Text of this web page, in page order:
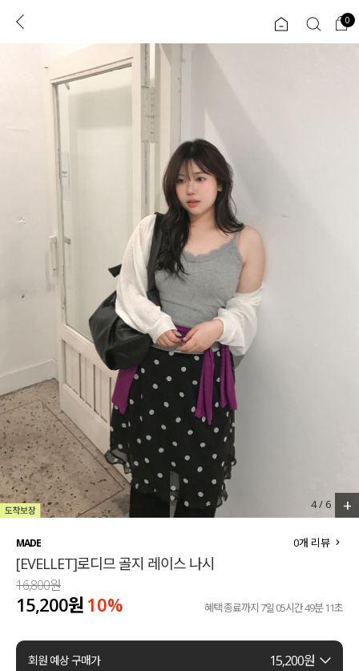
로그인 0
리뷰 & 혜택 플러스핏
CATEGORY COMMUNITY
도착보장⚡
인플루언서 pick!
세트할인 ~30%
하객룩
살안타템
110사이즈
티셔츠
팬츠
셔츠
ALL
익스클루시브
티셔츠
니트
블라우스
원피스
팬츠
스커트
언더웨어
ACC
0
4/ 6 +
MADE
[EVELLET]로디므 골지 레이스 나시
0개 리뷰
16,800원
15,200원 10% 혜택 종료까지 7일 05시간 49분 10초
회원 예상 구매가 15,200원